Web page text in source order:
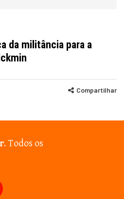
da militância para a
Compartilhar
. Todos os